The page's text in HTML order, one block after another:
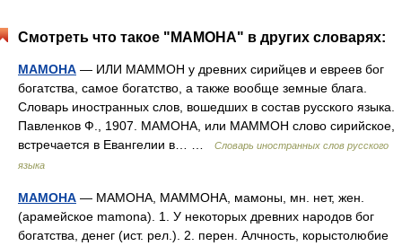
Смотреть что такое "МАМОНА" в других словарях:
МАМОНА — ИЛИ МАММОН у древних сирийцев и евреев бог
богатства, самое богатство, а также вообще земные блага.
Словарь иностранных слов, вошедших в состав русского языка.
Павленков Ф., 1907. МАМОНА, или МАММОН слово сирийское,
встречается в Евангелии в… …
Словарь иностранных слов русского
языка
МАМОНА — МАМОНА, МАММОНА, мамоны, мн. нет, жен.
(арамейское mamona). 1. У некоторых древних народов бог
богатства, денег (ист. рел.). 2. перен. Алчность, корыстолюбие